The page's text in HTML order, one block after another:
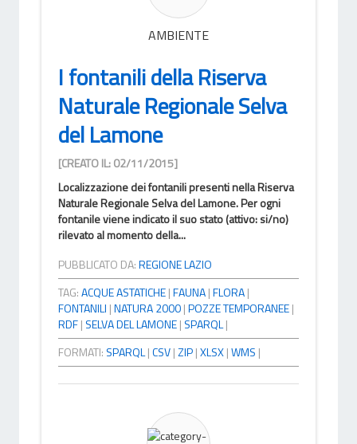
AMBIENTE
I fontanili della Riserva
Naturale Regionale Selva
del Lamone
[CREATO IL: 02/11/2015]
Localizzazione dei fontanili presenti nella Riserva
Naturale Regionale Selva del Lamone. Per ogni
fontanile viene indicato il suo stato (attivo: si/no)
rilevato al momento della...
PUBBLICATO DA:REGIONE LAZIO
TAG:ACQUE ASTATICHE|FAUNA|FLORA|
FONTANILI |NATURA 2000|POZZE TEMPORANEE|
RDF| SELVA DEL LAMONE| SPARQL|
FORMATI: SPARQL|CSV|ZIP|XLSX|WMS |